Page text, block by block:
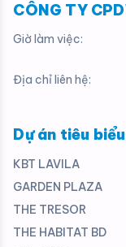
CÔNG TY
Giờ làm việc:
Địa chỉ liên hệ:
Dự án tiêu biểu
KBT LAVILA
GARDEN PLAZA
THE TRESOR
THE HABITAT BD